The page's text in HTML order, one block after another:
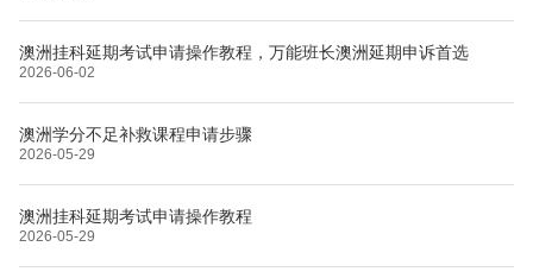
澳洲挂科延期考试申请操作教程，万能班长澳洲延期申诉首选
2026-06-02
澳洲学分不足补救课程申请步骤
2026-05-29
澳洲挂科延期考试申请操作教程
2026-05-29